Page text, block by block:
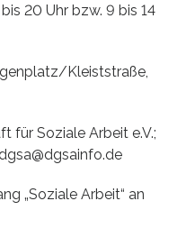
20 Uhr bzw. 9 bis 14
Kleiststraße,
für Soziale Arbeit e.V.;
„Soziale Arbeit“ an